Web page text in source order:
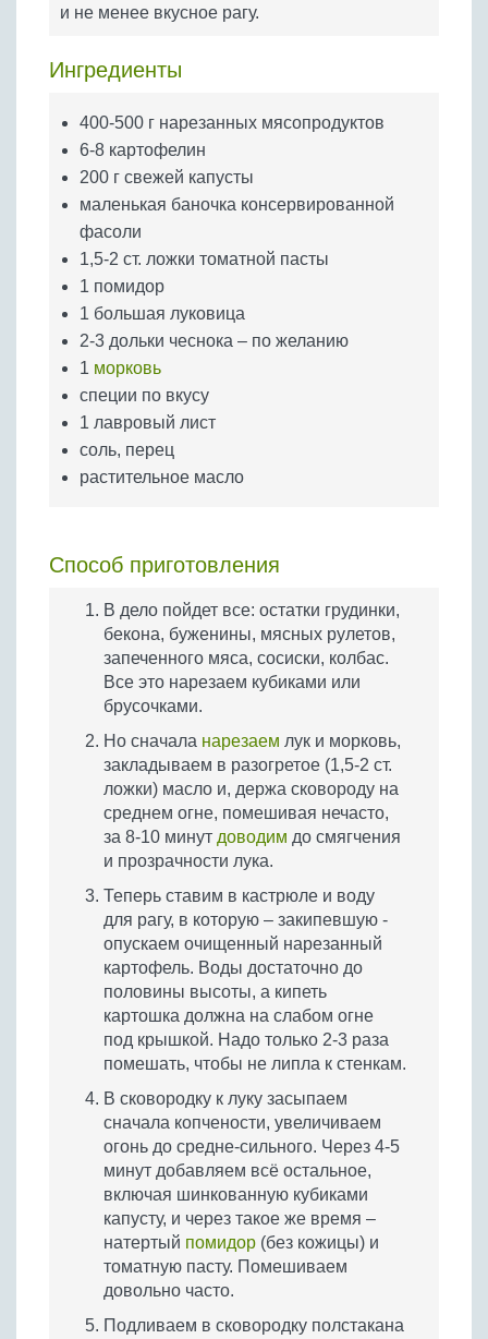
Бобовые
Крупы
и не менее вкусное рагу.
Ингредиенты
400-500 г нарезанных мясопродуктов
6-8 картофелин
200 г свежей капусты
маленькая баночка консервированной
фасоли
1,5-2 ст. ложки томатной пасты
1 помидор
1 большая луковица
2-3 дольки чеснока – по желанию
1 морковь
специи по вкусу
1 лавровый лист
соль, перец
растительное масло
Способ приготовления
В дело пойдет все: остатки грудинки,
бекона, буженины, мясных рулетов,
запеченного мяса, сосиски, колбас.
Все это нарезаем кубиками или
брусочками.
Но сначала нарезаем лук и морковь,
закладываем в разогретое (1,5-2 ст.
ложки) масло и, держа сковороду на
среднем огне, помешивая нечасто,
за 8-10 минут доводим до смягчения
и прозрачности лука.
Теперь ставим в кастрюле и воду
для рагу, в которую – закипевшую -
опускаем очищенный нарезанный
картофель. Воды достаточно до
половины высоты, а кипеть
картошка должна на слабом огне
под крышкой. Надо только 2-3 раза
помешать, чтобы не липла к стенкам.
В сковородку к луку засыпаем
сначала копчености, увеличиваем
огонь до средне-сильного. Через 4-5
минут добавляем всё остальное,
включая шинкованную кубиками
капусту, и через такое же время –
натертый помидор (без кожицы) и
томатную пасту. Помешиваем
довольно часто.
Подливаем в сковородку полстакана